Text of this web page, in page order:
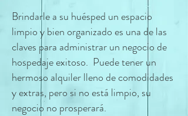
Brindarle a su huésped un espacio
limpio y bien organizado es una de las
claves para administrar un negocio de
hospedaje exitoso. Puede tener un
hermoso alquiler lleno de comodidades
y extras, pero si no está limpio, su
negocio no prosperará.